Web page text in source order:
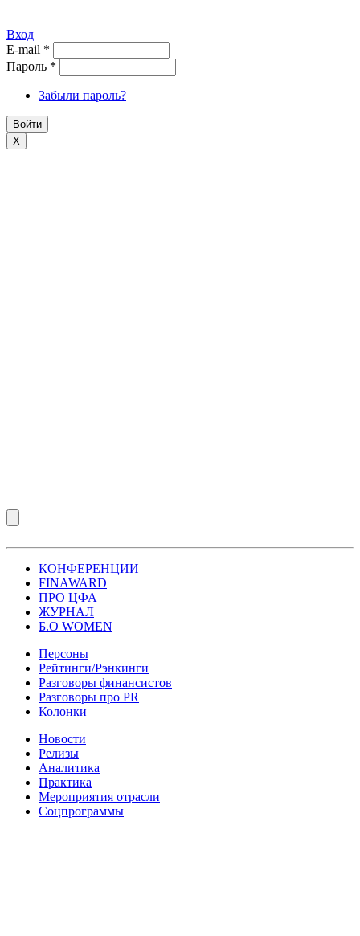
Вход
E-mail *
Пароль *
Забыли пароль?
X
КОНФЕРЕНЦИИ
FINAWARD
ПРО ЦФА
ЖУРНАЛ
Б.О WOMEN
Персоны
Рейтинги/Рэнкинги
Разговоры финансистов
Разговоры про PR
Колонки
Новости
Релизы
Аналитика
Практика
Мероприятия отрасли
Соцпрограммы